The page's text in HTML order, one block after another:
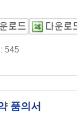
545
품의서